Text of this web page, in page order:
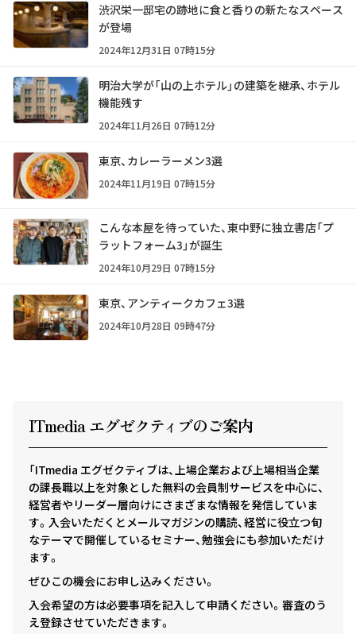
渋沢栄一邸宅の跡地に食と香りの新たなスペース
が登場
2024年12月31日 07時15分
明治大学が「山の上ホテル」の建築を継承、ホテル
機能残す
2024年11月26日 07時12分
東京、カレーラーメン3選
2024年11月19日 07時15分
こんな本屋を待っていた、東中野に独立書店「プ
ラットフォーム3」が誕生
2024年10月29日 07時15分
東京、アンティークカフェ3選
2024年10月28日 09時47分
ITmedia エグゼクティ ブのご案内
「ITmedia エグゼクティブは、上場企業および上場相当企業
の課長職以上を対象とした無料の会員制サービスを中心に、
経営者やリーダー層向けにさまざまな情報を発信していま
す。入会いただくとメールマガジンの購読、経営に役立つ旬
なテーマで開催しているセミナー、勉強会にも参加いただけ
ます。
ぜひこの機会にお申し込みください。
入会希望の方は必要事項を記入して申請ください。審査のう
え登録させていただきます。